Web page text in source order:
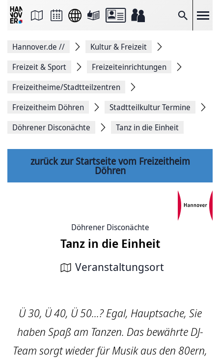
Suche
Seite
Facebook
teilen
Seitenlink
Seite
Hannover.de //
Kultur & Freizeit
Freizeit & Sport
Freizeiteinrichtungen
Freizeitheime/Stadtteilzentren
Freizeitheim Döhren
Stadtteilkultur Termine
Döhrener Disconächte
Tanz in die Einheit
zurück zur Startseite vom Freizeitheim
Döhren
Döhrener Disconächte
Tanz in die Einheit
Veranstaltungsort
Ü 30, Ü 40, Ü 50...? Egal, Hauptsache, Sie
haben Spaß am Tanzen. Das bewährte DJ-
Team sorgt wieder für Musik aus den 80ern,